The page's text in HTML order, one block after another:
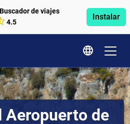
de viajes
4.5
Instalar
Aeropuerto de